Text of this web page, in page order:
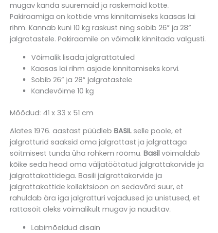
mugav kanda suuremaid ja raskemaid kotte.
Pakiraamiga on kottide vms kinnitamiseks kaasas lai
rihm. Kannab kuni 10 kg raskust ning sobib 26” ja 28”
jalgratastele. Pakiraamile on võimalik kinnitada valgusti.
Võimalik lisada jalgrattatuled
Kaasas lai rihm asjade kinnitamiseks korvi.
Sobib 26” ja 28” jalgratastele
Kandevõime 10 kg
Mõõdud: 41 x 33 x 51 cm
Alates 1976. aastast püüdleb BASILselle poole, et
jalgratturid saaksid oma jalgrattast ja jalgrattaga
sõitmisest tunda üha rohkem rõõmu. Basil võimaldab
kõike seda head oma väljatöötatud jalgrattakorvide ja
jalgrattakottidega. Basili jalgrattakorvide ja
jalgrattakottide kollektsioon on sedavõrd suur, et
rahuldab ära iga jalgratturi vajadused ja unistused, et
rattasõit oleks võimalikult mugav ja nauditav.
Läbimõeldud disain